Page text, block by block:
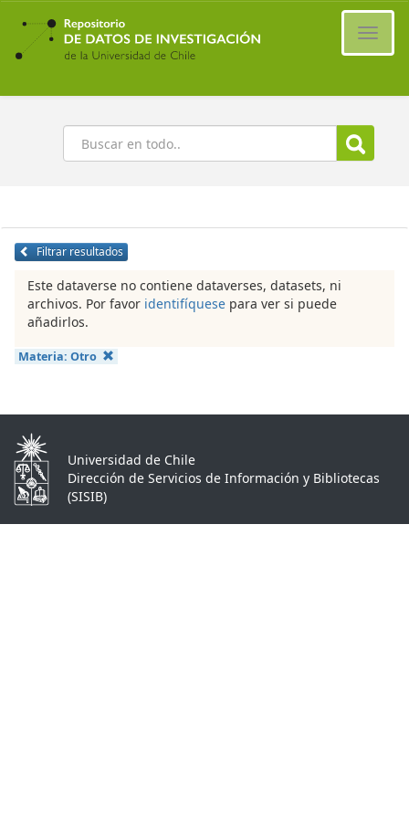
Ir
contenido
principal
Buscar
Filtrar resultados
Este dataverse no contiene dataverses, datasets, ni
archivos. Por favor identifíquese para ver si puede
añadirlos.
Materia: Otro
Universidad de Chile
Dirección de Servicios de Información y Bibliotecas
(SISIB)